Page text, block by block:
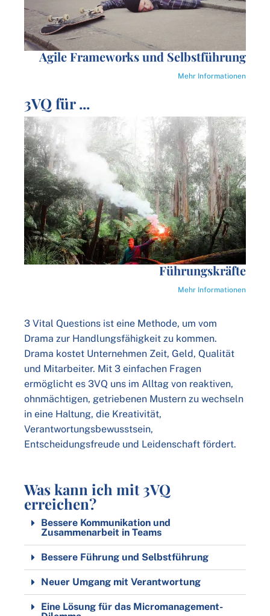
Agile Frameworks und Selbstführung
Mehr Informationen
3VQ für ...
Führungskräfte
Mehr Informationen
3 Vital Questions ist eine Methode, um vom
Drama zur Handlungsfähigkeit zu kommen.
Drama kostet Unternehmen Zeit, Geld, Qualität
und Mitarbeiter. Mit 3 einfachen Fragen
ermöglicht es 3VQ uns im Alltag von reaktiven,
ohnmächtigen, getriebenen Mustern zu wechseln
in eine Haltung, die Kreativität,
Verantwortungsbewusstsein,
Entscheidungsfreude und Leidenschaft fördert.
Was kann ich mit 3VQ
erreichen?
Bessere Kommunikation und
Zusammenarbeit in Teams
Bessere Führung und Selbstführung
Neuer Umgang mit Verantwortung
Eine Lösung für das Micromanagement-